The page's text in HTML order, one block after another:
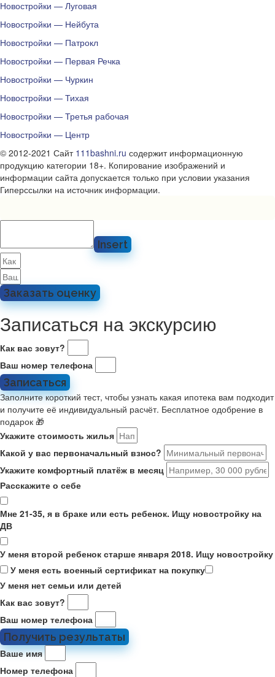
Новостройки — Луговая
Новостройки — Нейбута
Новостройки — Патрокл
Новостройки — Первая Речка
Новостройки — Чуркин
Новостройки — Тихая
Новостройки — Третья рабочая
Новостройки — Центр
© 2012-2021 Сайт 111bashni.ru содержит информационную
продукцию категории 18+. Копирование изображений и
информации сайта допускается только при условии указания
Гиперссылки на источник информации.
Insert
Заказать оценку
Записаться на экскурсию
Как вас зовут?
Ваш номер телефона
Записаться
Заполните короткий тест, чтобы узнать какая ипотека вам подходит
и получите её индивидуальный расчёт. Бесплатное одобрение в
подарок 🎁
Укажите стоимость жилья
Какой у вас первоначальный взнос?
Укажите комфортный платёж в месяц
Расскажите о себе
Мне 21-35, я в браке или есть ребенок. Ищу новостройку на
ДВ
У меня второй ребенок старше января 2018. Ищу новостройку
У меня есть военный сертификат на покупку
У меня нет семьи или детей
Как вас зовут?
Ваш номер телефона
Получить результаты
Ваше имя
Номер телефона